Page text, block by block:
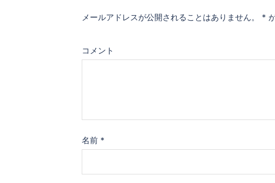
メールアドレスが公開されることはありません。 *
コメント
名前 *